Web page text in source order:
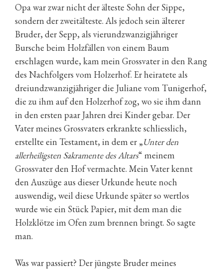
Opa war zwar nicht der älteste Sohn der Sippe,
sondern der zweitälteste. Als jedoch sein älterer
Bruder, der Sepp, als vierundzwanzigjähriger
Bursche beim Holzfällen von einem Baum
erschlagen wurde, kam mein Grossvater in den Rang
des Nachfolgers vom Holzerhof. Er heiratete als
dreiundzwanzigjähriger die Juliane vom Tunigerhof,
die zu ihm auf den Holzerhof zog, wo sie ihm dann
in den ersten paar Jahren drei Kinder gebar. Der
Vater meines Grossvaters erkrankte schliesslich,
erstellte ein Testament, in dem er „Unter den
allerheiligsten Sakramente des Altars“ meinem
Grossvater den Hof vermachte. Mein Vater kennt
den Auszüge aus dieser Urkunde heute noch
auswendig, weil diese Urkunde später so wertlos
wurde wie ein Stück Papier, mit dem man die
Holzklötze im Ofen zum brennen bringt. So sagte
man.
Was war passiert? Der jüngste Bruder meines